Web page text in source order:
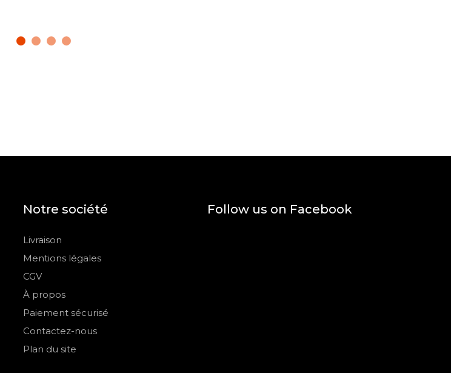
Notre société
Livraison
Mentions légales
CGV
À propos
Paiement sécurisé
Contactez-nous
Plan du site
Follow us on Facebook